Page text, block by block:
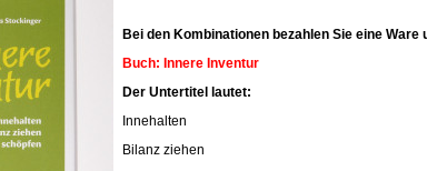
Bei den Kombinationen bezahlen Sie eine
Buch: Innere Inventur
Der Untertitel lautet:
Innehalten
Bilanz ziehen